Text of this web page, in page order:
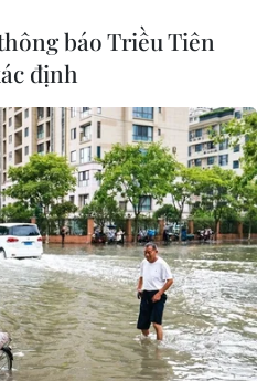
báo Triều Tiên
định